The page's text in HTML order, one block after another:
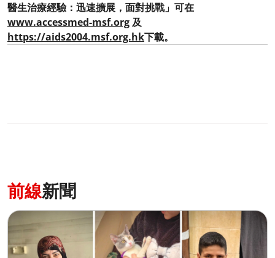
醫生治療經驗：迅速擴展，面對挑戰」可在
www.accessmed-msf.org及
https://aids2004.msf.org.hk下載。
前線新聞